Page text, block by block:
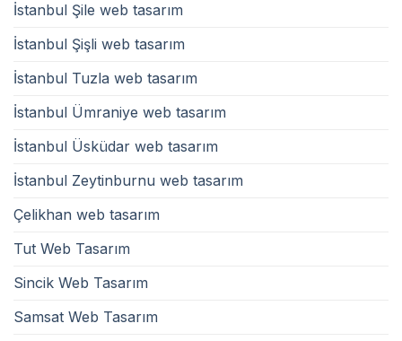
İstanbul Şile web tasarım
İstanbul Şişli web tasarım
İstanbul Tuzla web tasarım
İstanbul Ümraniye web tasarım
İstanbul Üsküdar web tasarım
İstanbul Zeytinburnu web tasarım
Çelikhan web tasarım
Tut Web Tasarım
Sincik Web Tasarım
Samsat Web Tasarım